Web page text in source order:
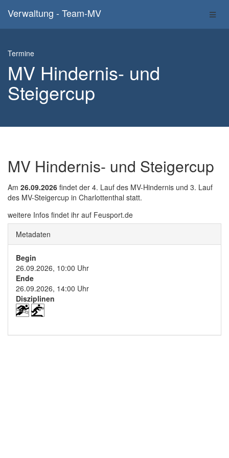
Verwaltung - Team-MV
Termine
MV Hindernis- und
Steigercup
MV Hindernis- und Steigercup
Am 26.09.2026 findet der 4. Lauf des MV-Hindernis und 3. Lauf
des MV-Steigercup in Charlottenthal statt.
weitere Infos findet ihr auf Feusport.de
Metadaten
Begin
26.09.2026, 10:00 Uhr
Ende
26.09.2026, 14:00 Uhr
Disziplinen